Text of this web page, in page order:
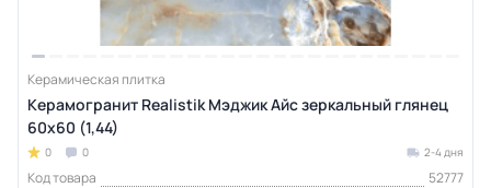
Керамическая плитка
Керамогранит Realistik Мэджик Айс зеркальный глянец
60x60 (1,44)
0 0 2-4 дня
Код товара
52777